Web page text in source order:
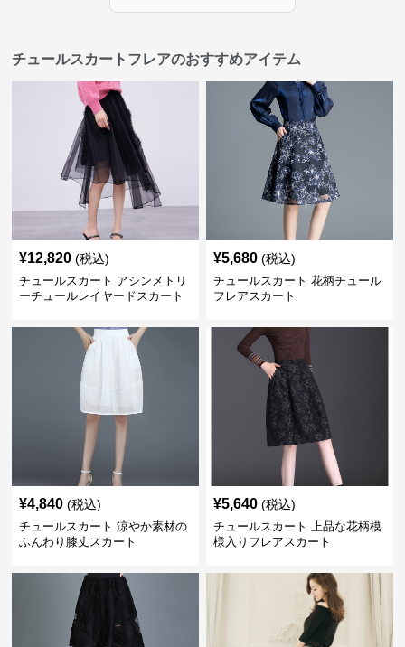
チュールスカートフレアのおすすめアイテム
¥12,820 (税込)
チュールスカート アシンメトリ
ーチュールレイヤードスカート
¥5,680 (税込)
チュールスカート 花柄チュール
フレアスカート
¥4,840 (税込)
チュールスカート 涼やか素材の
ふんわり膝丈スカート
¥5,640 (税込)
チュールスカート 上品な花柄模
様入りフレアスカート